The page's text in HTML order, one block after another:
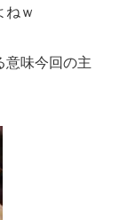
ねｗ
意味今回の主